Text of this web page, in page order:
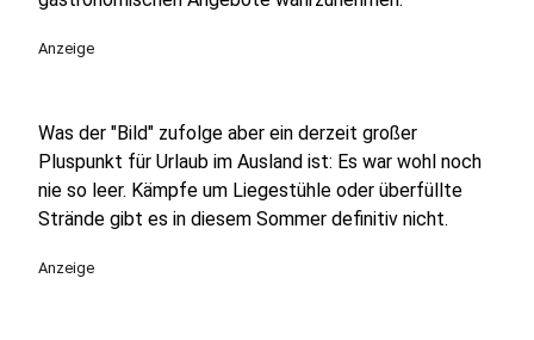
Anzeige
Was der "Bild" zufolge aber ein derzeit großer
Pluspunkt für Urlaub im Ausland ist: Es war wohl noch
nie so leer. Kämpfe um Liegestühle oder überfüllte
Strände gibt es in diesem Sommer definitiv nicht.
Anzeige